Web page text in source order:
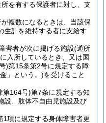
を有する保護者に対し、支
複数になるときは、当該保
生計を維持する者に支給す
害者が次に掲げる施設(通所
に入所しているとき、又は国
)第15条第2号に規定する障
」という。)を受けること
第164号)第7条に規定する知
設、肢体不自由児施設及び
1項に規定する身体障害者更